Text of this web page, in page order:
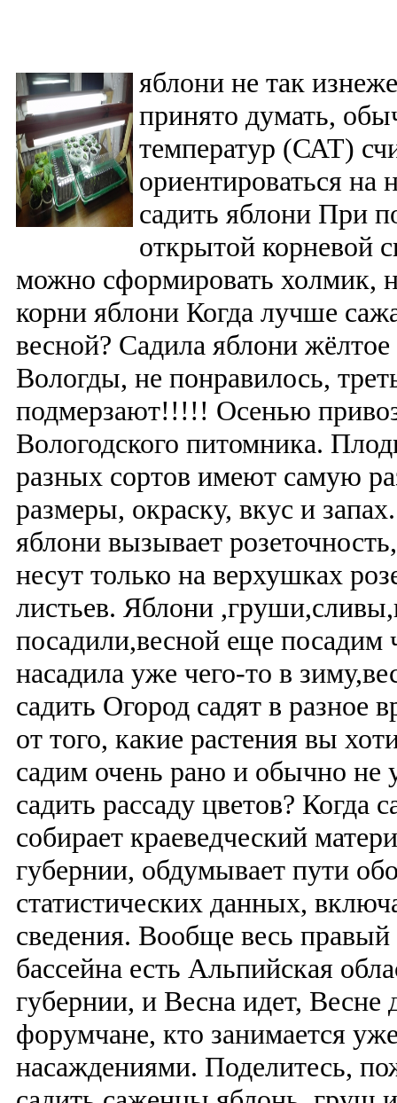
яблони не так
принято думать,
температур (САТ)
ориентироваться на
садить яблони При
открытой корневой
можно сформировать холмик,
корни яблони Когда лучше
весной? Садила яблони
Вологды, не понравилось,
подмерзают!!!!! Осенью
Вологодского питомника.
разных сортов имеют самую
размеры, окраску, вкус и
яблони вызывает
несут только на верхушках
листьев. Яблони
посадили,весной еще посадим
насадила уже чего-то в
садить Огород садят в разное
от того, какие растения вы
садим очень рано и обычно не
садить рассаду цветов? Когда
собирает краеведческий
губернии, обдумывает пути
статистических данных,
сведения. Вообще весь правый
бассейна есть Альпийская
губернии, и Весна идет,
форумчане, кто занимается
насаждениями. Поделитесь,